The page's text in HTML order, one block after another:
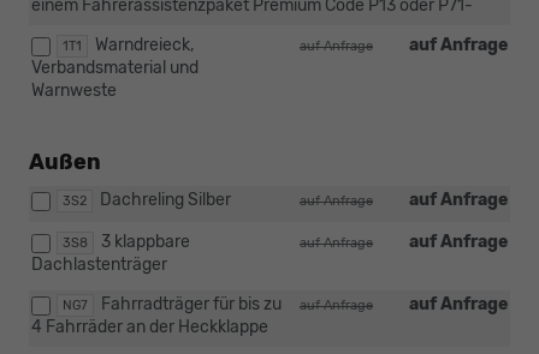
einem Fahrerassistenzpaket Premium Code P13 oder P71-
1T1 auf Anfrage
auf Anfrage
Warndreieck,
Verbandsmaterial und
Warnweste
Außen
3S2 auf Anfrage
auf Anfrage
Dachreling Silber
3S8 auf Anfrage
auf Anfrage
3 klappbare
Dachlastenträger
NG7 auf Anfrage
auf Anfrage
Fahrradträger für bis zu
4 Fahrräder an der Heckklappe